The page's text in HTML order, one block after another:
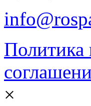
Политика
×